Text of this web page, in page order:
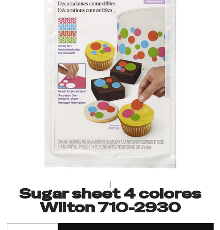
|
Sugar sheet 4 colores
Wilton 710-2930